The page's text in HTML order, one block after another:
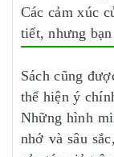
Các cảm xúc
tiết, nhưng
Sách cũng
thể hiện ý
Những hình
nhớ và sâu